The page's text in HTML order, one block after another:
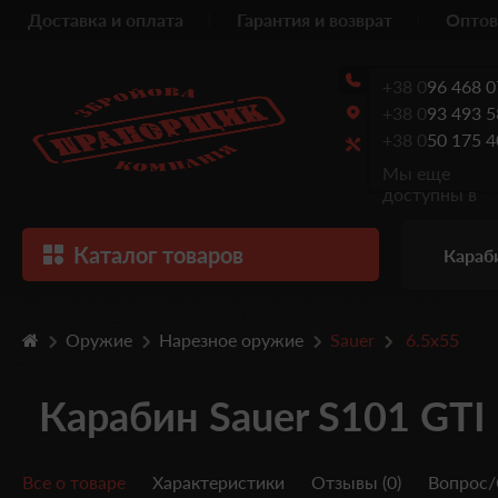
Доставка и оплата Гарантия и возврат
+38 096 468
+38 093 493
+38 050 175
Мы еще
доступны в
Каталог товаров
Оружие Нарезное оружие Sauer 6.5x55
Карабин Sauer S101
Все о товаре Характеристики Отзывы (0) Вопрос/